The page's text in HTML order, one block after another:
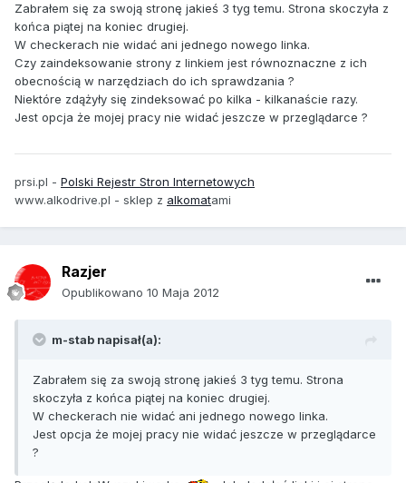
Zabrałem się za swoją stronę jakieś 3 tyg temu. Strona skoczyła z
końca piątej na koniec drugiej.
W checkerach nie widać ani jednego nowego linka.
Czy zaindeksowanie strony z linkiem jest równoznaczne z ich
obecnością w narzędziach do ich sprawdzania ?
Niektóre zdążyły się zindeksować po kilka - kilkanaście razy.
Jest opcja że mojej pracy nie widać jeszcze w przeglądarce ?
prsi.pl - Polski Rejestr Stron Internetowych
www.alkodrive.pl - sklep z alkomatami
Razjer
Opublikowano 10 Maja 2012
m-stab napisał(a):
Zabrałem się za swoją stronę jakieś 3 tyg temu. Strona
skoczyła z końca piątej na koniec drugiej.
W checkerach nie widać ani jednego nowego linka.
Jest opcja że mojej pracy nie widać jeszcze w przeglądarce
?